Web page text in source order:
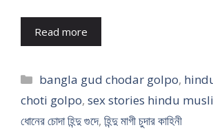
Read more
Categories
bangla gud chodar golpo,
choti golpo, sex stories hindu
ধোনের চোদা হিন্দু গুদে, হিন্দু মাগী চুদার কাহিনী